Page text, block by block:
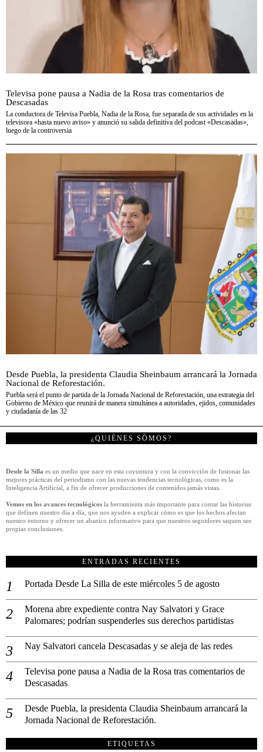
Televisa pone pausa a Nadia de la Rosa tras comentarios de
Descasadas
La conductora de Televisa Puebla, Nadia de la Rosa, fue separada de sus actividades en la
televisora «hasta nuevo aviso» y anunció su salida definitiva del podcast «Descasadas»,
luego de la controversia
Desde Puebla, la presidenta Claudia Sheinbaum arrancará la Jornada
Nacional de Reforestación.
Puebla será el punto de partida de la Jornada Nacional de Reforestación, una estrategia del
Gobierno de México que reunirá de manera simultánea a autoridades, ejidos, comunidades
y ciudadanía de las 32
¿QUIÉNES SÓMOS?
Desde la Silla es un medio que nace en esta coyuntura y con la convicción de fusionar las
mejores prácticas del periodismo con las nuevas tendencias tecnológicas, como es la
Inteligencia Artificial, a fin de ofrecer producciones de contenidos jamás vistas.
Vemos en los avances tecnológicos la herramienta más importante para contar las historias
que definen nuestro día a día, que nos ayuden a explicar cómo es que los hechos afectan
nuestro entorno y ofrecer un abanico informativo para que nuestros seguidores saquen sus
propias conclusiones.
ENTRADAS RECIENTES
Portada Desde La Silla de este miércoles 5 de agosto
Morena abre expediente contra Nay Salvatori y Grace
Palomares; podrían suspenderles sus derechos partidistas
Nay Salvatori cancela Descasadas y se aleja de las redes
Televisa pone pausa a Nadia de la Rosa tras comentarios de
Descasadas
Desde Puebla, la presidenta Claudia Sheinbaum arrancará la
Jornada Nacional de Reforestación.
ETIQUETAS